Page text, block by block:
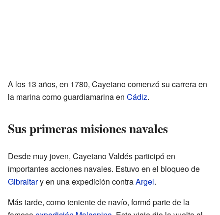
A los 13 años, en 1780, Cayetano comenzó su carrera en
la marina como guardiamarina en Cádiz.
Sus primeras misiones navales
Desde muy joven, Cayetano Valdés participó en
importantes acciones navales. Estuvo en el bloqueo de
Gibraltary en una expedición contraArgel.
Más tarde, como teniente de navío, formó parte de la